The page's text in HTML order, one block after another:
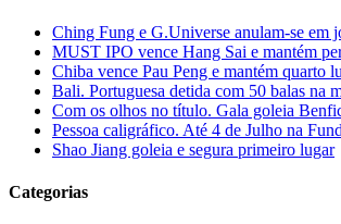
Ching Fung e G.Universe anulam-se em
MUST IPO vence Hang Sai e mantém
Chiba vence Pau Peng e mantém quarto
Bali. Portuguesa detida com 50 balas na
Com os olhos no título. Gala goleia
Pessoa caligráfico. Até 4 de Julho na
Shao Jiang goleia e segura primeiro lugar
Categorias